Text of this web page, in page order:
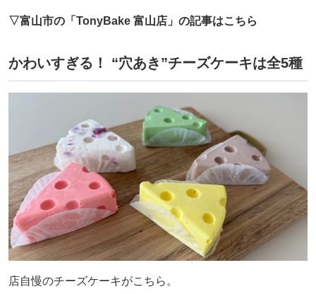
▽富山市の「TonyBake 富山店」の記事はこちら
かわいすぎる！ “穴あき”チーズケーキは全5種
店自慢のチーズケーキがこちら。